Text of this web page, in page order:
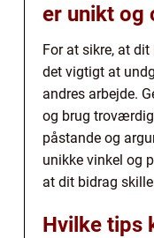
er unikt og
For at sikre, at
det vigtigt at
andres arbejde.
og brug
påstande og
unikke vinkel og
at dit bidrag
Hvilke tips